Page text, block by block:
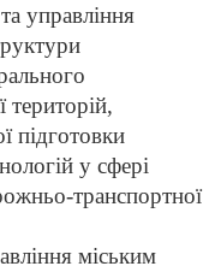
управління
територій,
підготовки
у сфері
транспортної
міським